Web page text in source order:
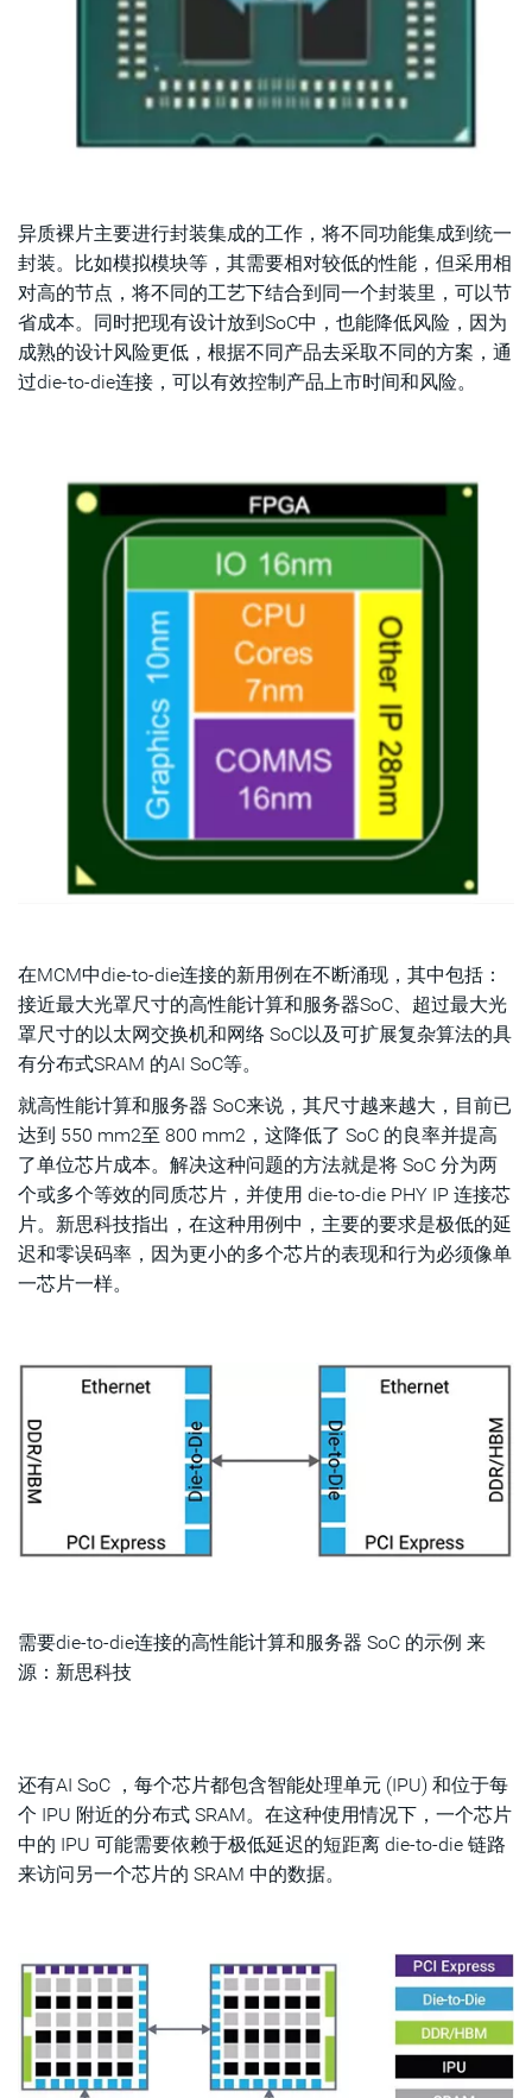
异质裸片主要进行封装集成的工作，将不同功能集成到统一
封装。比如模拟模块等，其需要相对较低的性能，但采用相
对高的节点，将不同的工艺下结合到同一个封装里，可以节
省成本。同时把现有设计放到SoC中，也能降低风险，因为
成熟的设计风险更低，根据不同产品去采取不同的方案，通
过die-to-die连接，可以有效控制产品上市时间和风险。
在MCM中die-to-die连接的新用例在不断涌现，其中包括：
接近最大光罩尺寸的高性能计算和服务器SoC、超过最大光
罩尺寸的以太网交换机和网络 SoC以及可扩展复杂算法的具
有分布式SRAM 的AI SoC等。
就高性能计算和服务器 SoC来说，其尺寸越来越大，目前已
达到 550 mm2至 800 mm2，这降低了 SoC 的良率并提高
了单位芯片成本。解决这种问题的方法就是将 SoC 分为两
个或多个等效的同质芯片，并使用 die-to-die PHY IP 连接芯
片。新思科技指出，在这种用例中，主要的要求是极低的延
迟和零误码率，因为更小的多个芯片的表现和行为必须像单
一芯片一样。
需要die-to-die连接的高性能计算和服务器 SoC 的示例 来
源：新思科技
还有AI SoC ，每个芯片都包含智能处理单元 (IPU) 和位于每
个 IPU 附近的分布式 SRAM。在这种使用情况下，一个芯片
中的 IPU 可能需要依赖于极低延迟的短距离 die-to-die 链路
来访问另一个芯片的 SRAM 中的数据。